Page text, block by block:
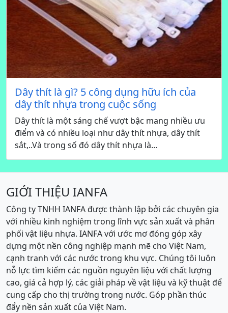
Dây thít là gì? 5 công dụng hữu ích của
dây thít nhựa trong cuộc sống
Dây thít là một sáng chế vượt bậc mang nhiều ưu
điểm và có nhiều loại như dây thít nhựa, dây thít
sắt,..Và trong số đó dây thít nhựa là...
GIỚI THIỆU IANFA
Công ty TNHH IANFA được thành lập bởi các chuyên gia
với nhiều kinh nghiệm trong lĩnh vực sản xuất và phân
phối vật liệu nhựa. IANFA với ước mơ đóng góp xây
dựng một nền công nghiệp mạnh mẽ cho Việt Nam,
cạnh tranh với các nước trong khu vực. Chúng tôi luôn
nỗ lực tìm kiếm các nguồn nguyên liệu với chất lượng
cao, giá cả hợp lý, các giải pháp về vật liệu và kỹ thuật để
cung cấp cho thị trường trong nước. Góp phần thúc
đẩy nền sản xuất của Việt Nam.